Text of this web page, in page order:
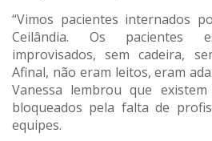
“Vimos pacientes internados
Ceilândia. Os pacientes
improvisados, sem cadeira,
Afinal, não eram leitos, eram
Vanessa lembrou que
bloqueados pela falta de
equipes.